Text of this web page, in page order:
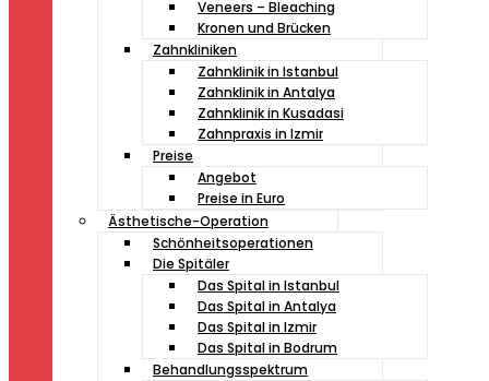
Veneers – Bleaching
Kronen und Brücken
Zahnkliniken
Zahnklinik in Istanbul
Zahnklinik in Antalya
Zahnklinik in Kusadasi
Zahnpraxis in Izmir
Preise
Angebot
Preise in Euro
Ästhetische-Operation
Schönheitsoperationen
Die Spitäler
Das Spital in Istanbul
Das Spital in Antalya
Das Spital in Izmir
Das Spital in Bodrum
Behandlungsspektrum